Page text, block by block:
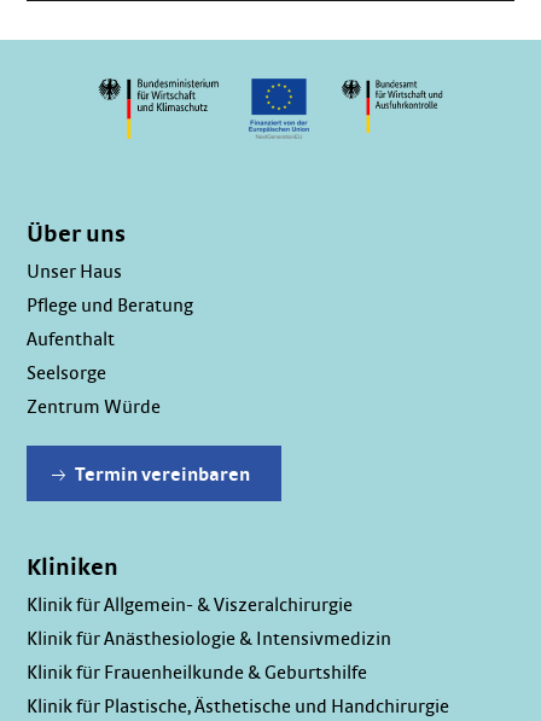
Über uns
Unser Haus
Pflege und Beratung
Aufenthalt
Seelsorge
Zentrum Würde
Termin vereinbaren
Kliniken
Klinik für Allgemein- & Viszeralchirurgie
Klinik für Anästhesiologie & Intensivmedizin
Klinik für Frauenheilkunde & Geburtshilfe
Klinik für Plastische, Ästhetische und Handchirurgie